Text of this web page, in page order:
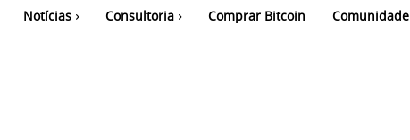
Notícias Consultoria Comprar Bitcoin Comunidade